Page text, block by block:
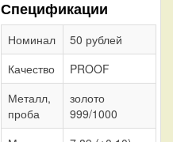
Спецификации
Номинал
50 рублей
Качество
PROOF
Металл,
проба
золото
999/1000